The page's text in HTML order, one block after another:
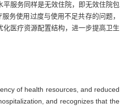
服务同样是无效住院，即无效住院包
务使用过度与使用不足共存的问题，
医疗资源配置结构，进一步提高卫生
of health resources, and reduced
and recognizes that the